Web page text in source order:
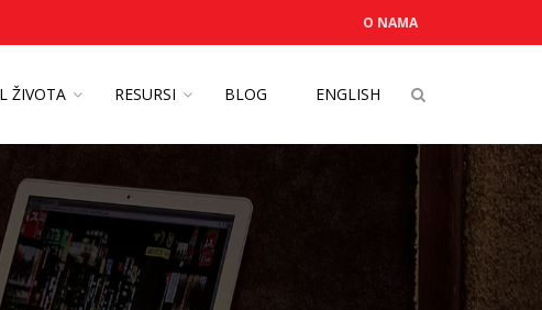
O NAMA
ŽIVOTA RESURSI BLOG ENGLISH